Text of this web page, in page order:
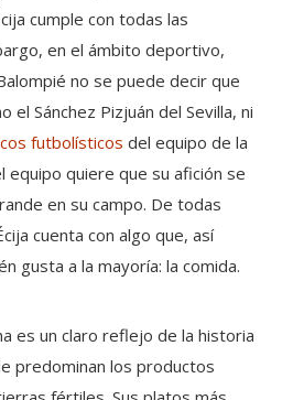
cumple con todas las
en el ámbito deportivo,
no se puede decir que
el Sánchez Pizjuán del Sevilla, ni
futbolísticos del equipo de la
equipo quiere que su afición se
en su campo. De todas
cuenta con algo que, así
gusta a la mayoría: la comida.
es un claro reflejo de la historia
predominan los productos